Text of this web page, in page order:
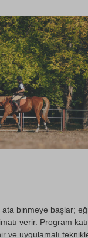
ata binmeye başlar;
verir. Program
ve uygulamalı